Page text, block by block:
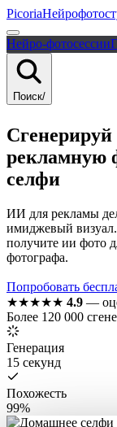
Picoria
Нейро-фотосессии
Поиск/
Сгенерируй
рекламную
селфи
ИИ для рекламы
имиджевый визуал.
получите ии фото
фотографа.
Попробовать
★★★★★ 4.9 —
Более 120 000
Генерация
15 секунд
Похожесть
99%